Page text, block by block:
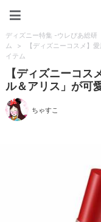
ディズニー特集 -ウレぴあ総研
ム
>
【ディズニーコスメ】
イテム
【ディズニーコ
ル＆アリス」が可
ちゃすこ